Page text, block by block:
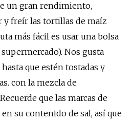
un gran rendimiento,
y freír las tortillas de maíz
más fácil es usar una bolsa
Nos gusta
que estén tostadas y
con la mezcla de
que las marcas de
su contenido de sal, así que